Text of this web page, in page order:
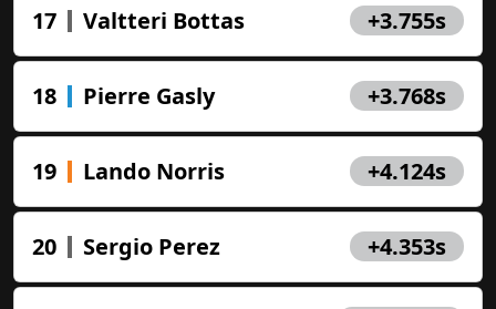
玩和赢！
17 Valtteri Bottas +3.755s
18 Pierre Gasly +3.768s
19 Lando Norris +4.124s
20 Sergio Perez +4.353s